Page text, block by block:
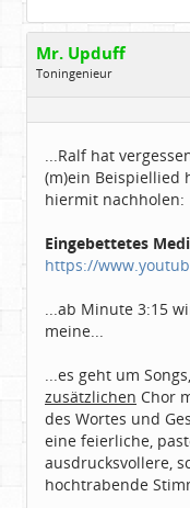
Mr. Upduff
Toningenieur
Alter:
65
Dabei seit:
02 / 2007
...Ralf hat
(m)ein Beispiellied
hiermit nachholen:
Eingebettetes
https://
...ab Minute 3:15
meine...
...es geht um
zusätzlichen Chor
des Wortes und
eine feierliche,
ausdrucksvollere,
hochtrabende